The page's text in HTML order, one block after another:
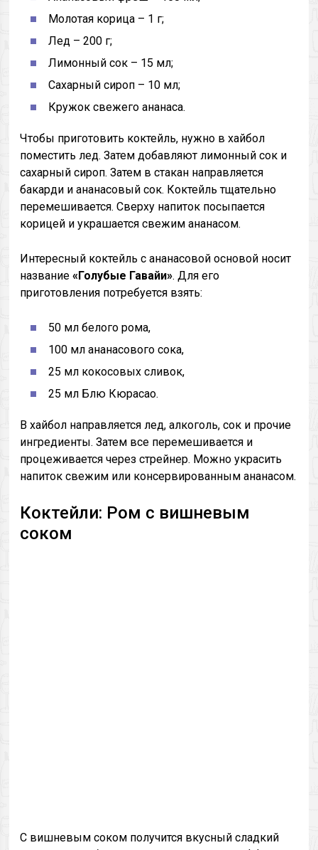
Молотая корица – 1 г;
Лед – 200 г;
Лимонный сок – 15 мл;
Сахарный сироп – 10 мл;
Кружок свежего ананаса.
Чтобы приготовить коктейль, нужно в хайбол
поместить лед. Затем добавляют лимонный сок и
сахарный сироп. Затем в стакан направляется
бакарди и ананасовый сок. Коктейль тщательно
перемешивается. Сверху напиток посыпается
корицей и украшается свежим ананасом.
Интересный коктейль с ананасовой основой носит
название«Голубые Гавайи». Для его
приготовления потребуется взять:
50 мл белого рома,
100 мл ананасового сока,
25 мл кокосовых сливок,
25 мл Блю Кюрасао.
В хайбол направляется лед, алкоголь, сок и прочие
ингредиенты. Затем все перемешивается и
процеживается через стрейнер. Можно украсить
напиток свежим или консервированным ананасом.
Коктейли: Ром с вишневым
соком
С вишневым соком получится вкусный сладкий